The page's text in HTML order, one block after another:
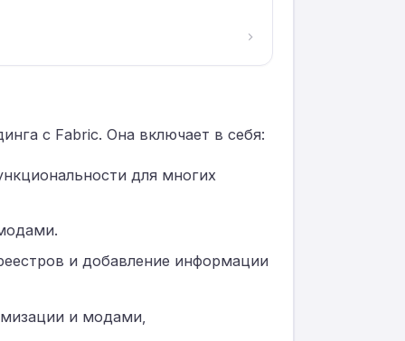
с Fabric. Она включает в себя:
для многих
и добавление информации
и модами,